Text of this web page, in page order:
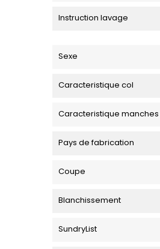
Instruction lavage
Sexe
Caracteristique col
Caracteristique manches
Pays de fabrication
Coupe
Blanchissement
SundryList